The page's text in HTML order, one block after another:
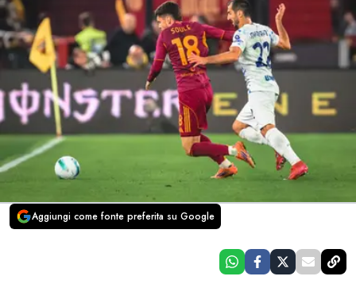
Aggiungi come fonte preferita su Google